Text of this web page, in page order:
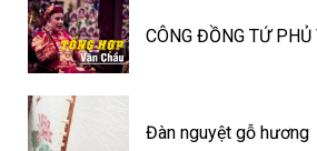
CÔNG ĐỒNG TỨ PHỦ
Đàn nguyệt gỗ hương